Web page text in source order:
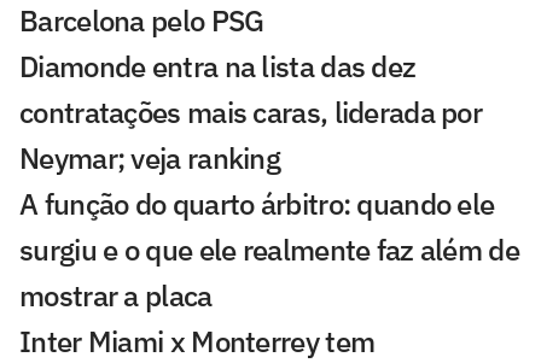
Barcelona pelo PSG
Diamonde entra na lista das dez
contratações mais caras, liderada por
Neymar; veja ranking
A função do quarto árbitro: quando ele
surgiu e o que ele realmente faz além de
mostrar a placa
Inter Miami x Monterrey tem